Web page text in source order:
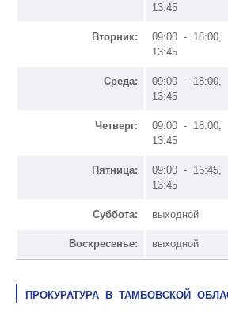
13:45
Вторник:
09:00 - 18:00,
13:45
Среда:
09:00 - 18:00,
13:45
Четверг:
09:00 - 18:00,
13:45
Пятница:
09:00 - 16:45,
13:45
Суббота: выходной
Воскресенье: выходной
ПРОКУРАТУРА В ТАМБОВСКОЙ